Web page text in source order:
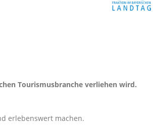
Tourismusbranche verliehen wird.
erlebenswert machen.